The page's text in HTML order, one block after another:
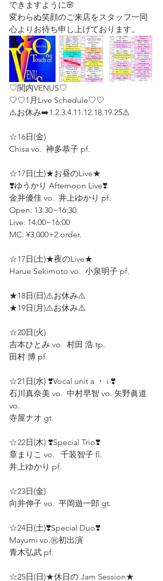
できますように🌸
変わらぬ笑顔のご来店をスタッフ一同
心よりお待ち申し上げております。
♡関内VENUS♡
♡♡1月Live Schedule♡♡
⚠️お休み➡️1.2.3.4.11.12.18.19.25⚠️
☆16日(金)
Chisa vo.  神多恭子 pf.
☆17日(土)★お昼のLive★
❣️ゆうかり Afternoon Live❣️
金井優佳 vo.  井上ゆかり pf.
Open: 13:30~16:30
Live: 14:00~16:00
MC: ¥3,000+2.order.
☆17日(土)★夜のLive★
Harue Sekimoto vo.  小泉明子 pf.
★18日(日)⚠️お休み⚠️
★19日(月)⚠️お休み⚠️
☆20日(火)
吉本ひとみ vo.  村田 浩 tp.
田村 博 pf.
☆21日(水) ❣️Vocal unit a ・ i ❣️
石川真奈美 vo.  中村早智 vo. 矢野眞道
vo.
寺屋ナオ gt.
☆22日(木) ❣️Special Trio❣️
章まりこ vo.   千装智子 fl.
井上ゆかり pf.
☆23日(金)
向井伸子 vo.  平岡遊一郎 gt.
☆24日(土)❣️Special Duo❣️
Mayumi vo.㊗️初出演
青木弘武 pf.
☆25日(日)★休日の Jam Session★